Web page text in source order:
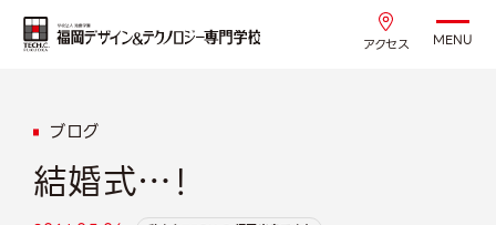
アクセス MENU
ブログ
結婚式…！